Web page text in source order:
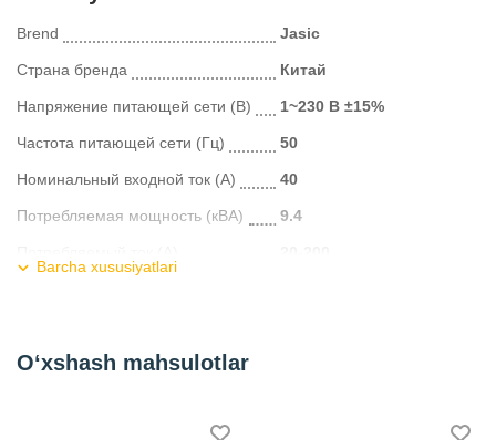
Brend Jasic
Страна бренда Китай
Напряжение питающей сети (В) 1~230 В ±15%
Частота питающей сети (Гц) 50
Номинальный входной ток (А) 40
Потребляемая мощность (кВА) 9.4
Рабочий цикл ПН (40°C)
Barcha xususiyatlari
O‘xshash mahsulotlar